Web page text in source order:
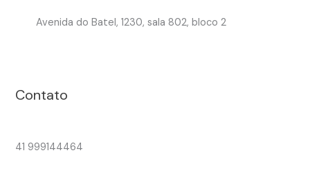
Avenida do Batel, 1230, sala 802, bloco 2
Contato
41 999144464